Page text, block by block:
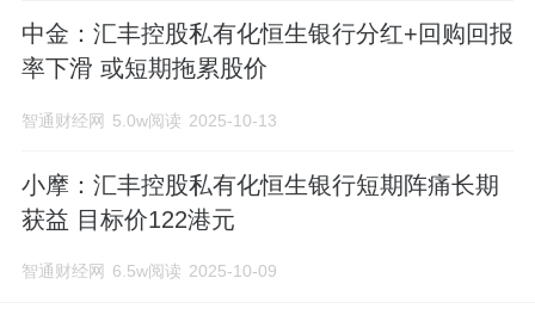
中金：汇丰控股私有化恒生银行分红+回购回报
率下滑 或短期拖累股价
智通财经网 5.0w阅读 2025-10-13
小摩：汇丰控股私有化恒生银行短期阵痛长期
获益 目标价122港元
智通财经网 6.5w阅读 2025-10-09